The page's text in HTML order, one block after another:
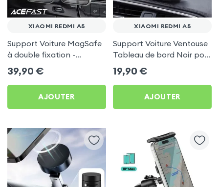
XIAOMI REDMI A5
Support Voiture MagSafe
à double fixation -
Acefast pour Xiaomi
Redmi A5
39,90 €
AJOUTER
XIAOMI REDMI A5
Support Voiture Ventouse
Tableau de bord Noir pour
Xiaomi Redmi A5
19,90 €
AJOUTER